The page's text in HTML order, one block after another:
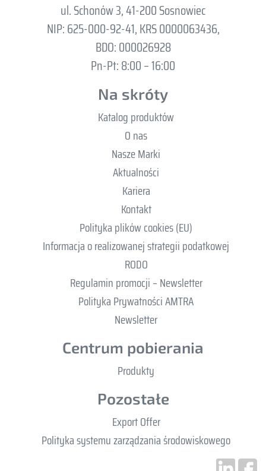
ul. Schonów 3, 41-200 Sosnowiec
NIP: 625-000-92-41, KRS 0000063436,
BDO: 000026928
Pn-Pt: 8:00 – 16:00
Na skróty
Katalog produktów
O nas
Nasze Marki
Aktualności
Kariera
Kontakt
Polityka plików cookies (EU)
Informacja o realizowanej strategii podatkowej
RODO
Regulamin promocji – Newsletter
Polityka Prywatności AMTRA
Newsletter
Centrum pobierania
Produkty
Pozostałe
Export Offer
Polityka systemu zarządzania środowiskowego